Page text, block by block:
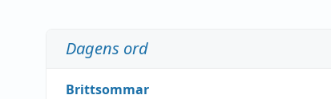
Dagens ord
Brittsommar